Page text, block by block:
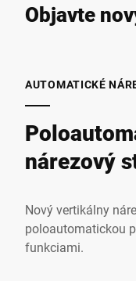
Objavte
AUTOMATICKÉ
nárezový
Nový vertikálny
poloautomatickou
funkciami.